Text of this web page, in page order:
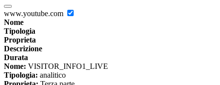
www.youtube.com
Nome
Tipologia
Proprieta
Descrizione
Durata
Nome: VISITOR_INFO1_LIVE
Tipologia: analitico